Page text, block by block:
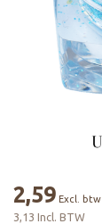
2,59 Excl. btw
3,13 Incl. BTW